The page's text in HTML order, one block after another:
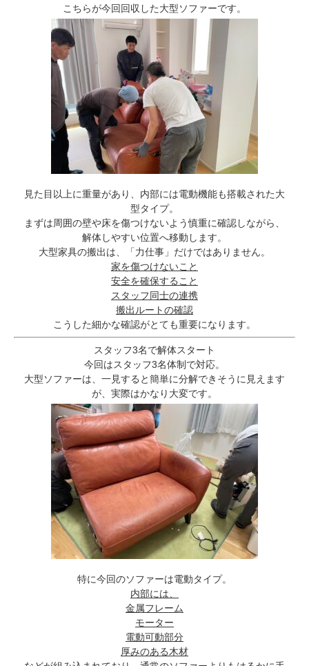
こちらが今回回収した大型ソファーです。
見た目以上に重量があり、内部には電動機能も搭載された大
型タイプ。
まずは周囲の壁や床を傷つけないよう慎重に確認しながら、
解体しやすい位置へ移動します。
大型家具の搬出は、「力仕事」だけではありません。
家を傷つけないこと
安全を確保すること
スタッフ同士の連携
搬出ルートの確認
こうした細かな確認がとても重要になります。
スタッフ3名で解体スタート
今回はスタッフ3名体制で対応。
大型ソファーは、一見すると簡単に分解できそうに見えます
が、実際はかなり大変です。
特に今回のソファーは電動タイプ。
内部には、
金属フレーム
モーター
電動可動部分
厚みのある木材